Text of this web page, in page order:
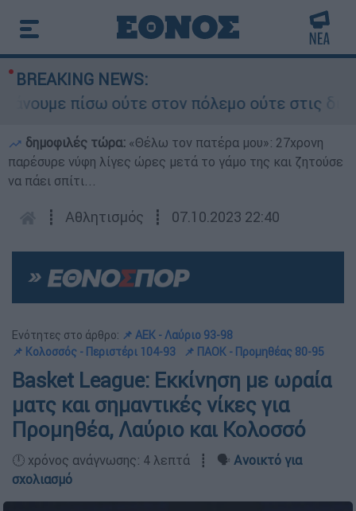
BREAKING NEWS:
πίσω ούτε στον πόλεμο ούτε στις
δημοφιλές τώρα: «Θέλω τον πατέρα μου»: 27χρονη
παρέσυρε νύφη λίγες ώρες μετά το γάμο της και ζητούσε
να πάει σπίτι...
┋ Αθλητισμός ┋ 07.10.2023 22:40
Ενότητες στο άρθρο: 📌 ΑΕΚ - Λαύριο 93-98
📌 Κολοσσός - Περιστέρι 104-93
📌 ΠΑΟΚ - Προμηθέας 80-95
Basket League: Εκκίνηση με ωραία
ματς και σημαντικές νίκες για
Προμηθέα, Λαύριο και Κολοσσό
🕛 χρόνος ανάγνωσης: 4 λεπτά ┋ 🗣️ Ανοικτό για
σχολιασμό